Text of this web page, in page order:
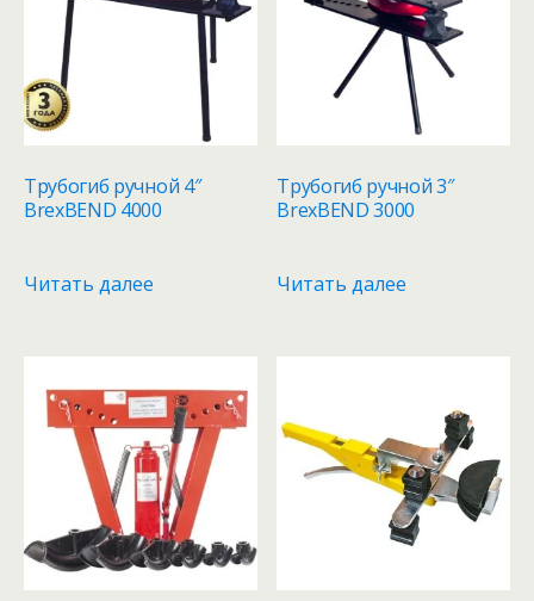
Трубогиб ручной 4″
BrexBEND 4000
Читать далее
Трубогиб ручной 3″
BrexBEND 3000
Читать далее